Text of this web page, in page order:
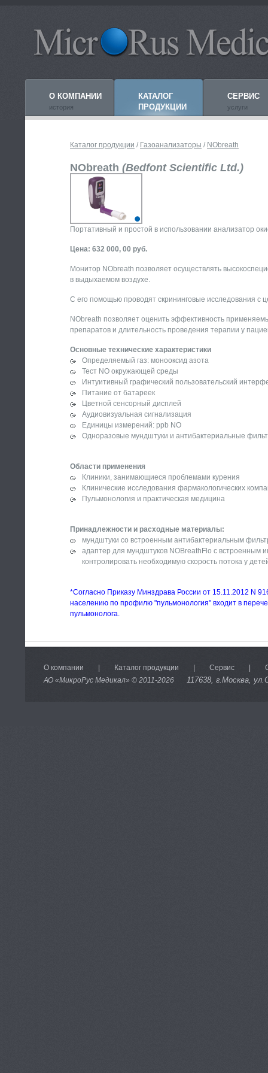
О КОМПАНИИ
история
КАТАЛОГ
ПРОДУКЦИИ
СЕРВИС
услуги
Каталог продукции / Газоанализаторы / NObreath
NObreath (Bedfont Scientific Ltd.)
Портативный и простой в использовании анализатор
Цена: 632 000, 00 руб.
Монитор NObreath позволяет осуществлять
в выдыхаемом воздухе.
С его помощью проводят скрининговые исследования с
NObreath позволяет оценить эффективность
препаратов и длительность проведения терапии у
Основные технические характеристики
Определяемый газ: монооксид азота
Тест NO окружающей среды
Интуитивный графический пользовательский
Питание от батареек
Цветной сенсорный дисплей
Аудиовизуальная сигнализация
Единицы измерений: ppb NO
Одноразовые мундштуки и антибактериальные
Области применения
Клиники, занимающиеся проблемами курения
Клинические исследования фармакологических
Пульмонология и практическая медицина
Принадлежности и расходные материалы:
мундштуки со встроенным антибактериальным
адаптер для мундштуков NOBreathFlo с встроенным
контролировать необходимую скорость потока у
*Согласно Приказу Минздрава России от 15.11.2012 N
населению по профилю "пульмонология" входит в
пульмонолога.
О компании Каталог продукции Сервис
АО «МикроРус Медикал» © 2011-2026 117638, г.Москва,